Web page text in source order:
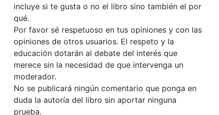
incluye si te gusta o no el libro sino también el por
qué.
Por favor sé respetuoso en tus opiniones y con las
opiniones de otros usuarios. El respeto y la
educación dotarán al debate del interés que
merece sin la necesidad de que intervenga un
moderador.
No se publicará ningún comentario que ponga en
duda la autoría del libro sin aportar ninguna
prueba.